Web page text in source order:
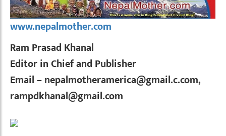
www.nepalmother.com
Ram Prasad Khanal
Editor in Chief and Publisher
Email – nepalmotheramerica@gmail.c.com,
rampdkhanal@gmail.com